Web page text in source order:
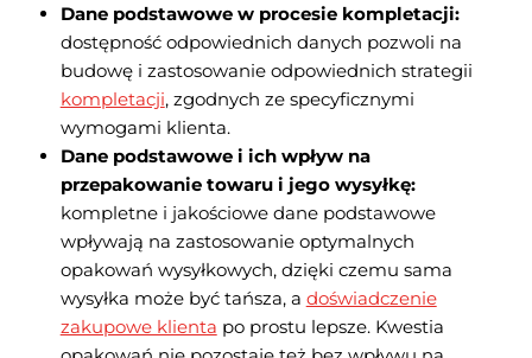
Dane podstawowe w procesie kompletacji:
dostępność odpowiednich danych pozwoli na
budowę i zastosowanie odpowiednich strategii
kompletacji, zgodnych ze specyficznymi
wymogami klienta.
Dane podstawowe i ich wpływ na
przepakowanie towaru i jego wysyłkę:
kompletne i jakościowe dane podstawowe
wpływają na zastosowanie optymalnych
opakowań wysyłkowych, dzięki czemu sama
wysyłka może być tańsza, a doświadczenie
zakupowe klienta po prostu lepsze. Kwestia